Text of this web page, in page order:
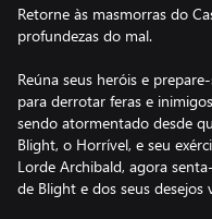
Retorne às masmorras do
profundezas do mal.
Reúna seus heróis e
para derrotar feras e
sendo atormentado desde
Blight, o Horrível, e seu
Lorde Archibald, agora
de Blight e dos seus desejos